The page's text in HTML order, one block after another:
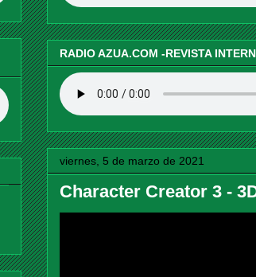
RADIO AZUA.COM -REVISTA
viernes, 5 de marzo de 2021
Character Creator 3 -